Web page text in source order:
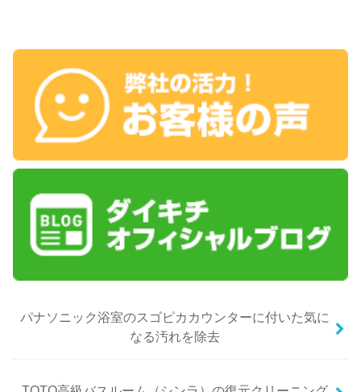
パナソニック浴室のスゴピカカウンターに付いた気に
なる汚れを除去